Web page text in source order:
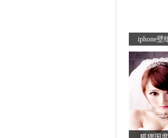
iphone壁